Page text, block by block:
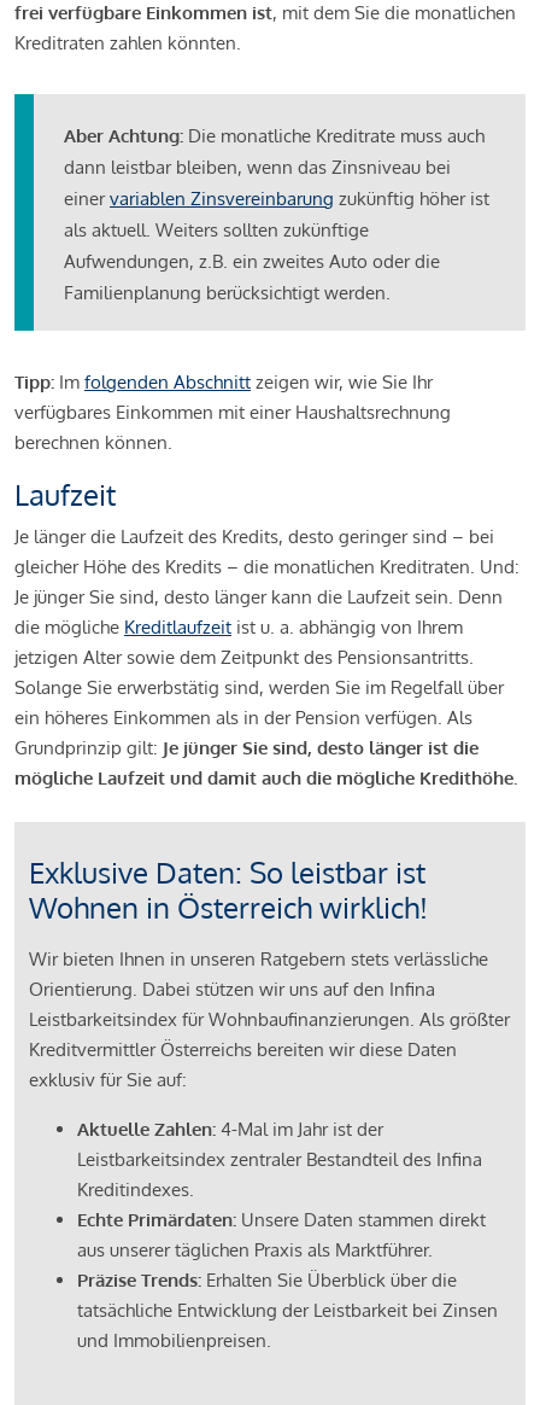
frei verfügbare Einkommen ist, mit dem Sie die monatlichen
Kreditraten zahlen könnten.
Aber Achtung: Die monatliche Kreditrate muss auch
dann leistbar bleiben, wenn das Zinsniveau bei
einervariablen Zinsvereinbarung zukünftig höher ist
als aktuell. Weiters sollten zukünftige
Aufwendungen, z.B. ein zweites Auto oder die
Familienplanung berücksichtigt werden.
Tipp: Im folgenden Abschnitt zeigen wir, wie Sie Ihr
verfügbares Einkommen mit einer Haushaltsrechnung
berechnen können.
Laufzeit
Je länger die Laufzeit des Kredits, desto geringer sind – bei
gleicher Höhe des Kredits – die monatlichen Kreditraten. Und:
Je jünger Sie sind, desto länger kann die Laufzeit sein. Denn
die mögliche Kreditlaufzeit ist u. a. abhängig von Ihrem
jetzigen Alter sowie dem Zeitpunkt des Pensionsantritts.
Solange Sie erwerbstätig sind, werden Sie im Regelfall über
ein höheres Einkommen als in der Pension verfügen. Als
Grundprinzip gilt: Je jünger Sie sind, desto länger ist die
mögliche Laufzeit und damit auch die mögliche Kredithöhe.
Exklusive Daten: So leistbar ist
Wohnen in Österreich wirklich!
Wir bieten Ihnen in unseren Ratgebern stets verlässliche
Orientierung. Dabei stützen wir uns auf den Infina
Leistbarkeitsindex für Wohnbaufinanzierungen. Als größter
Kreditvermittler Österreichs bereiten wir diese Daten
exklusiv für Sie auf:
Aktuelle Zahlen: 4-Mal im Jahr ist der
Leistbarkeitsindex zentraler Bestandteil des Infina
Kreditindexes.
Echte Primärdaten: Unsere Daten stammen direkt
aus unserer täglichen Praxis als Marktführer.
Präzise Trends: Erhalten Sie Überblick über die
tatsächliche Entwicklung der Leistbarkeit bei Zinsen
und Immobilienpreisen.